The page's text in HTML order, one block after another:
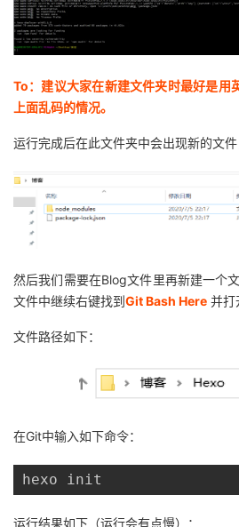
的
课
程
我
的
认
证
我
的
实
验
我
的
收
藏
技
术
支
持
的
云
声
建
议
To：建议大家在新建文件夹时最好是用
上面乱码的情况。
运行完成后在此文件夹中会出现新的文件
然后我们需要在Blog文件里再新建一个
文件中继续右键找到Git Bash Here 并打
文件路径如下：
在Git中输入如下命令：
hexo init
运行结果如下（运行会有点慢）：